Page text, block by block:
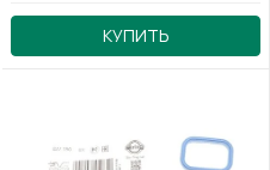
КУПИТЬ